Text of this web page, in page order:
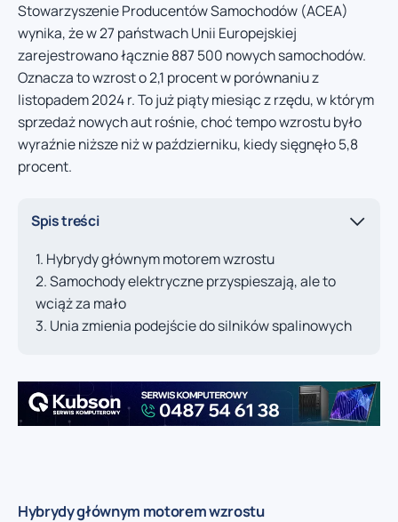
Stowarzyszenie Producentów Samochodów (ACEA)
wynika, że w 27 państwach Unii Europejskiej
zarejestrowano łącznie 887 500 nowych samochodów.
Oznacza to wzrost o 2,1 procent w porównaniu z
listopadem 2024 r. To już piąty miesiąc z rzędu, w którym
sprzedaż nowych aut rośnie, choć tempo wzrostu było
wyraźnie niższe niż w październiku, kiedy sięgnęło 5,8
procent.
Spis treści
Hybrydy głównym motorem wzrostu
Samochody elektryczne przyspieszają, ale to
wciąż za mało
Unia zmienia podejście do silników spalinowych
Hybrydy głównym motorem wzrostu